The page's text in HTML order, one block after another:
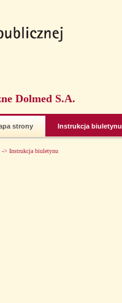
Dolmed S.A.
strony Instrukcja biuletynu
-> Instrukcja biuletynu